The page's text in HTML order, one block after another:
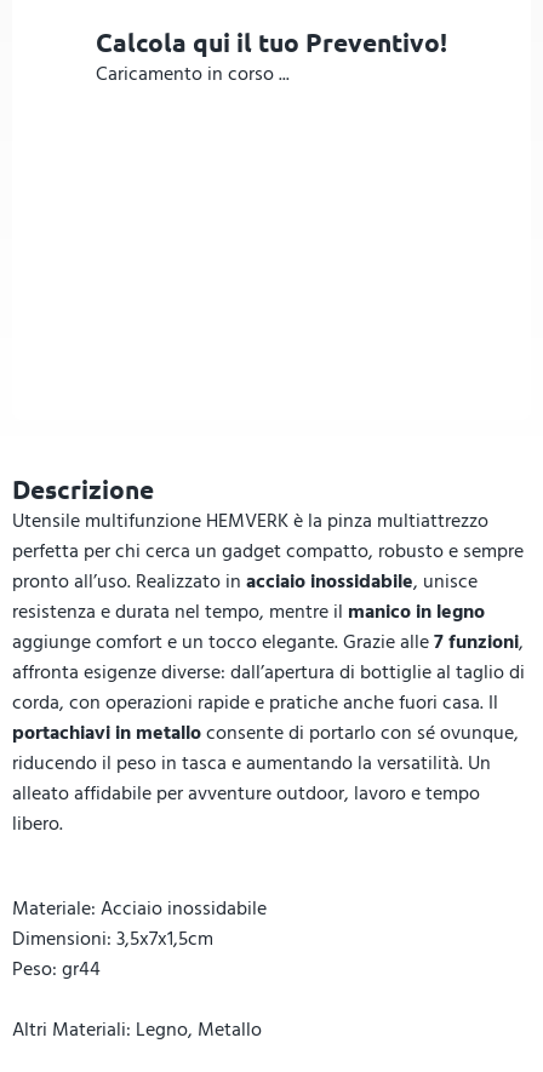
Calcola qui il tuo Preventivo!
Caricamento in corso ...
Descrizione
Utensile multifunzione HEMVERK è la pinza multiattrezzo
perfetta per chi cerca un gadget compatto, robusto e sempre
pronto all’uso. Realizzato inacciaio inossidabile, unisce
resistenza e durata nel tempo, mentre il manico in legno
aggiunge comfort e un tocco elegante. Grazie alle7 funzioni,
affronta esigenze diverse: dall’apertura di bottiglie al taglio di
corda, con operazioni rapide e pratiche anche fuori casa. Il
portachiavi in metalloconsente di portarlo con sé ovunque,
riducendo il peso in tasca e aumentando la versatilità. Un
alleato affidabile per avventure outdoor, lavoro e tempo
libero.
Materiale: Acciaio inossidabile
Dimensioni: 3,5x7x1,5cm
Peso: gr44
Altri Materiali: Legno, Metallo